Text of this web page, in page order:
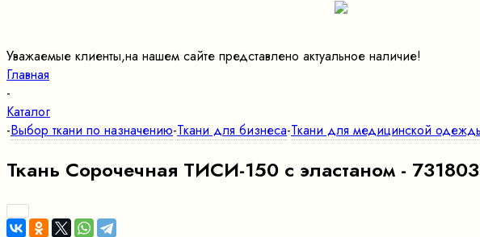
Уважаемые клиенты,на нашем сайте представлено актуальное наличие!
Главная
-
Каталог
-Выбор ткани по назначению-Ткани для бизнеса-Ткани для медицинской
Ткань Сорочечная ТИСИ-150 с эластаном -